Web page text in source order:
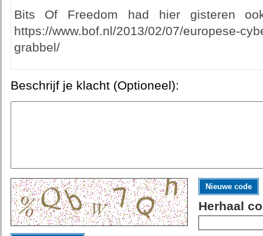
Bits Of Freedom had hier gisteren
https://www.bof.nl/2013/02/07/europese-
grabbel/
Beschrijf je klacht (Optioneel):
Nieuwe code
Herhaal